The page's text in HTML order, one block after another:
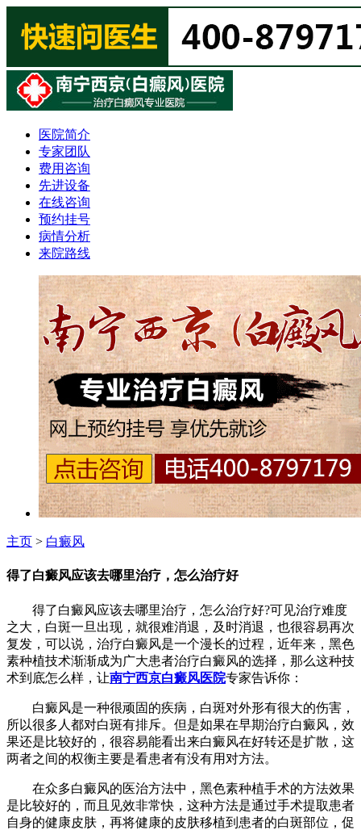
医院简介
专家团队
费用咨询
先进设备
在线咨询
预约挂号
病情分析
来院路线
主页 > 白癜风
得了白癜风应该去哪里治疗，怎么治疗好
得了白癜风应该去哪里治疗，怎么治疗好?可见治疗难度
之大，白斑一旦出现，就很难消退，及时消退，也很容易再次
复发，可以说，治疗白癜风是一个漫长的过程，近年来，黑色
素种植技术渐渐成为广大患者治疗白癜风的选择，那么这种技
术到底怎么样，让南宁西京白癜风医院专家告诉你：
白癜风是一种很顽固的疾病，白斑对外形有很大的伤害，
所以很多人都对白斑有排斥。但是如果在早期治疗白癜风，效
果还是比较好的，很容易能看出来白癜风在好转还是扩散，这
两者之间的权衡主要是看患者有没有用对方法。
在众多白癜风的医治方法中，黑色素种植手术的方法效果
是比较好的，而且见效非常快，这种方法是通过手术提取患者
自身的健康皮肤，再将健康的皮肤移植到患者的白斑部位，促